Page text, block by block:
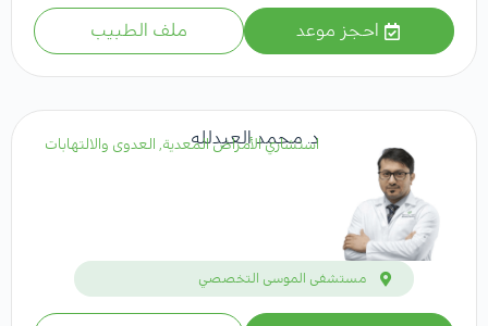
احجز موعد ملف الطبيب
د. محمد العبدلله
استشاري الأمراض المعدية, العدوى والالتهابات
مستشفى الموسى التخصصي